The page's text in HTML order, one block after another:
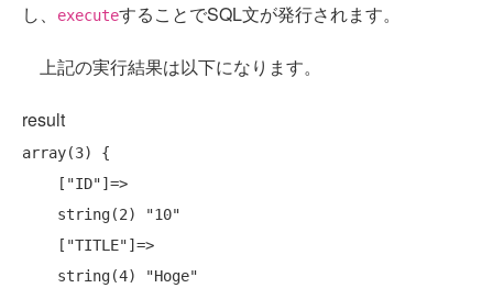
し、
executeすることでSQL文が発行されます。
上記の実行結果は以下になります。
result
array(3) {